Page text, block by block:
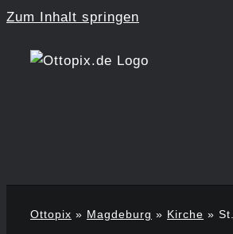
Zum Inhalt springen
Ottopix » Magdeburg » Kirche »